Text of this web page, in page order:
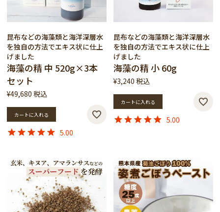
昆布などの海藻類と海洋深層水
を独自の方法でエキス状に仕上
げました
海藻の精 中 520g×3本
セット
¥49,680 税込
カートに入れる
5.00
昆布などの海藻類と海洋深層水
を独自の方法でエキス状に仕上
げました
海藻の精 小 60g
¥3,240 税込
カートに入れる
5.00